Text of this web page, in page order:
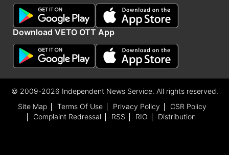
प्रसिद्ध को तीन और एक विकेट सुंदर को मिला। दूसरी पारी
में वॉशिंगटन सुंदर को चार विकेट मिले। उनके अलावा कुलदीप
यादव ने तीन और एक एक विकेट मानव सुथार और मोहम्मद
सिराज को भी मिला।
Download VETO OTT App
© 2009-2026 Independent News Service. All rights reserved.
Site Map
Terms Of Use Privacy Policy
CSR Policy
Complaint Redressal
RSS RIO Distribution